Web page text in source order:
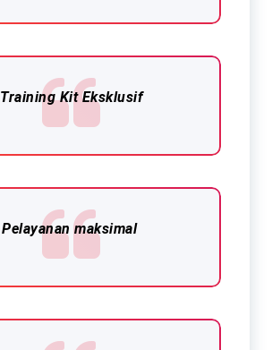
Training Kit Eksklusif​
Pelayanan maksimal